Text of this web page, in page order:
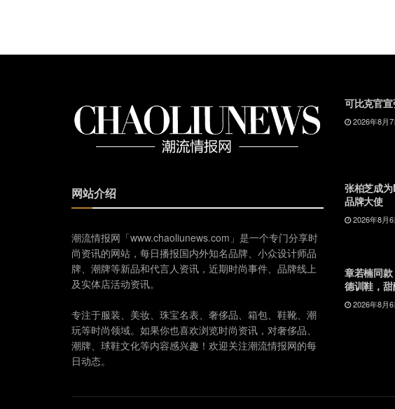
网站介绍
潮流情报网「www.chaoliunews.com」是一个专门分享时
尚资讯的网站，每日播报国内外知名品牌、小众设计师品
牌、潮牌等新品和代言人资讯，近期时尚事件、品牌线上
及实体店活动资讯。
专注于服装、美妆、珠宝名表、奢侈品、箱包、鞋靴、潮
玩等时尚领域。如果你也喜欢浏览时尚资讯，对奢侈品、
潮牌、球鞋文化等内容感兴趣！欢迎关注潮流情报网的每
日动态。
可比克官
2026年8月7
张柏芝成
品牌大使
2026年8月6
章若楠同
德训鞋，
2026年8月6